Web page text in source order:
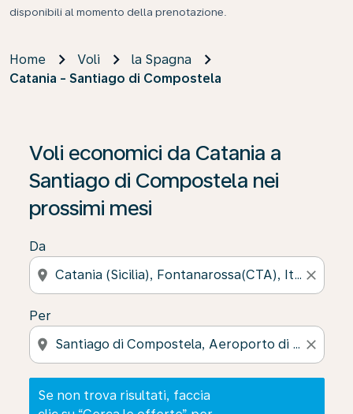
disponibili al momento della prenotazione.
Home Voli
la Spagna
Catania - Santiago di Compostela
Voli economici da Catania a
Santiago di Compostela nei
prossimi mesi
Da
location_on close
Per
location_on close
Se non trova risultati, faccia
Se non trova risultati, faccia clic su “Cerca le offerte”